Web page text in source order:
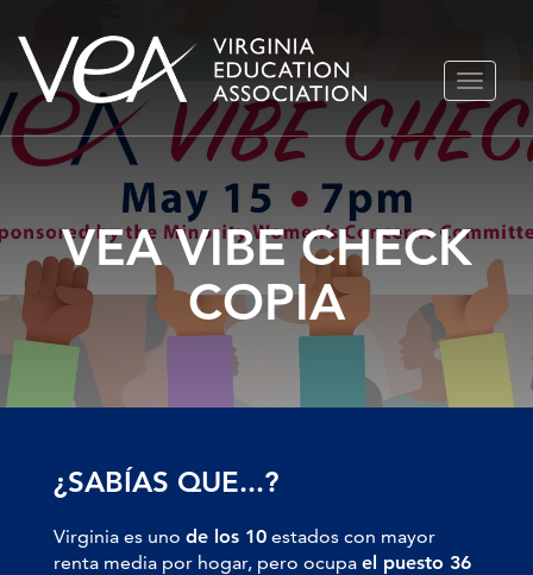
Ir
contenido
VEA VIBE CHECK
COPIA
¿SABÍAS QUE...?
Virginia es uno de los 10 estados con mayor
renta media por hogar, pero ocupa el puesto 36